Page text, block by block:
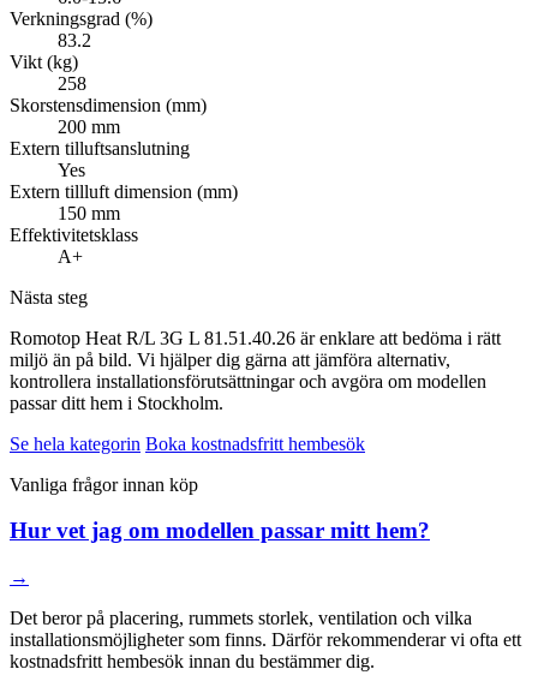
Verkningsgrad (%)
83.2
Vikt (kg)
258
Skorstensdimension (mm)
200 mm
Extern tilluftsanslutning
Yes
Extern tillluft dimension (mm)
150 mm
Effektivitetsklass
A+
Nästa steg
Romotop Heat R/L 3G L 81.51.40.26 är enklare att bedöma i rätt
miljö än på bild. Vi hjälper dig gärna att jämföra alternativ,
kontrollera installationsförutsättningar och avgöra om modellen
passar ditt hem i Stockholm.
Se hela kategorin Boka kostnadsfritt hembesök
Vanliga frågor innan köp
Hur vet jag om modellen passar mitt hem?
→
Det beror på placering, rummets storlek, ventilation och vilka
installationsmöjligheter som finns. Därför rekommenderar vi ofta ett
kostnadsfritt hembesök innan du bestämmer dig.